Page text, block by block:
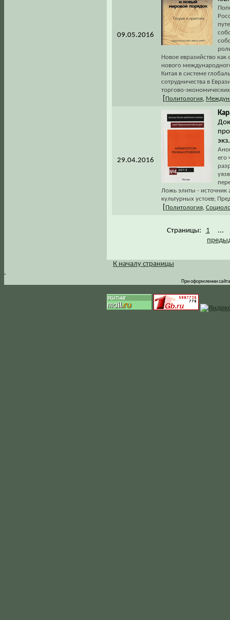
09.05.2016
Новое евразийство
нового
Китая в системе
сотрудничества в
торгово-
Политология
29.04.2016
его
Ложь элиты -
культурных устоев;
Политология
Страницы: 1 ...
.
К началу страницы
При оформлении